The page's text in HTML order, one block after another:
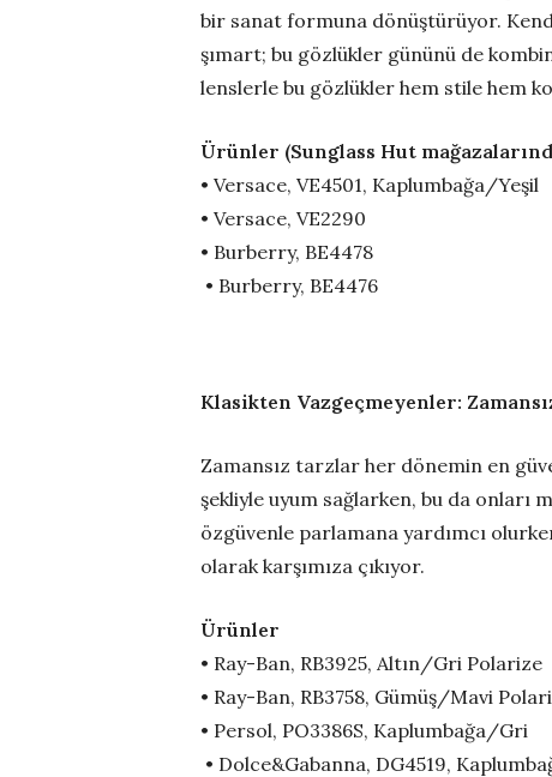
bir sanat formuna dönüştürüyor.
şımart; bu gözlükler gününü de
lenslerle bu gözlükler hem stile hem
Ürünler (Sunglass Hut
• Versace, VE4501, Kaplumbağa/Yeşil
• Versace, VE2290
• Burberry, BE4478
• Burberry, BE4476
Klasikten Vazgeçmeyenler:
Zamansız tarzlar her dönemin en
şekliyle uyum sağlarken, bu da
özgüvenle parlamana yardımcı
olarak karşımıza çıkıyor.
Ürünler
• Ray-Ban, RB3925, Altın/Gri Polarize
• Ray-Ban, RB3758, Gümüş/Mavi
• Persol, PO3386S, Kaplumbağa/Gri
• Dolce&Gabanna, DG4519,